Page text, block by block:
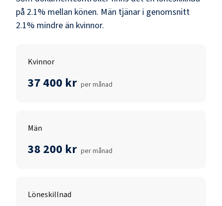
på 2.1% mellan könen. Män tjänar i genomsnitt
2.1% mindre än kvinnor.
Kvinnor
37 400 kr per månad
Män
38 200 kr per månad
Löneskillnad